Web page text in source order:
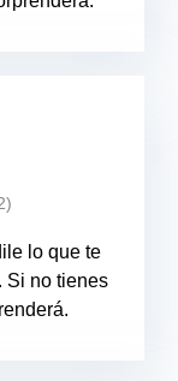
lo que te
Si no tienes